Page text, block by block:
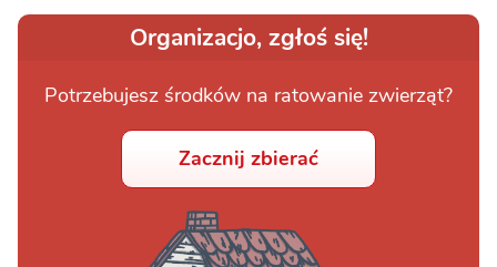
Organizacjo, zgłoś się!
Potrzebujesz środków na ratowanie zwierząt?
Zacznij zbierać